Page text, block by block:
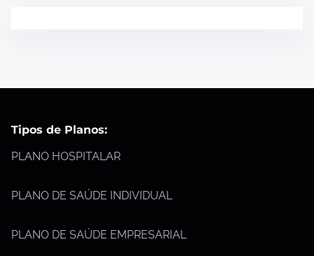
Tipos de Planos:
PLANO HOSPITALAR
PLANO DE SAÚDE INDIVIDUAL
PLANO DE SAÚDE EMPRESARIAL